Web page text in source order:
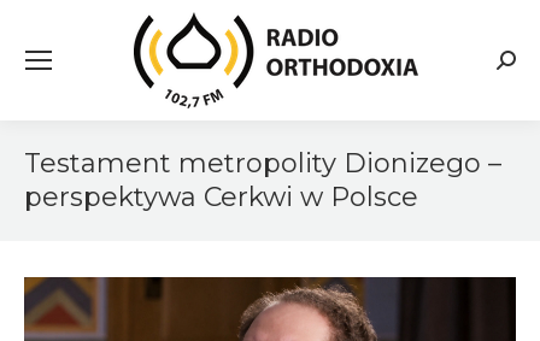
Testament metropolity Dionizego –
perspektywa Cerkwi w Polsce